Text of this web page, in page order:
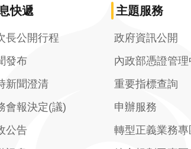
快遞
長公開行程
發布
新聞澄清
會報決定(議)
公告
主題服務
政府資訊公開
內政部憑證管
重要指標查詢
申辦服務
轉型正義業務專